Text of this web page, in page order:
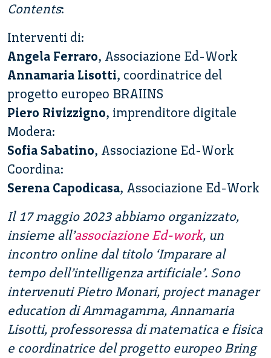
Contents:
Interventi di:
Angela Ferraro, Associazione Ed-Work
Annamaria Lisotti, coordinatrice del
progetto europeo BRAIINS
Piero Rivizzigno, imprenditore digitale
Modera:
Sofia Sabatino, Associazione Ed-Work
Coordina:
Serena Capodicasa, Associazione Ed-Work
Il 17 maggio 2023 abbiamo organizzato,
insieme all’associazione Ed-work, un
incontro online dal titolo ‘Imparare al
tempo dell’intelligenza artificiale’. Sono
intervenuti Pietro Monari, project manager
education di Ammagamma, Annamaria
Lisotti, professoressa di matematica e fisica
e coordinatrice del progetto europeo Bring